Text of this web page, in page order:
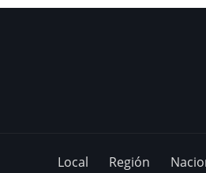
Local Región